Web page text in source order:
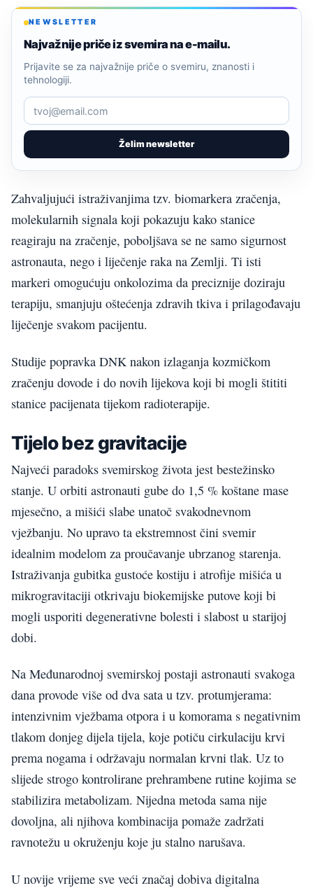
NEWSLETTER
Najvažnije priče iz svemira na e-mailu.
Želim newsletter
Prijavite se za najvažnije priče o svemiru, znanosti i
tehnologiji.
Zahvaljujući istraživanjima tzv. biomarkera zračenja,
molekularnih signala koji pokazuju kako stanice
reagiraju na zračenje, poboljšava se ne samo sigurnost
astronauta, nego i liječenje raka na Zemlji. Ti isti
markeri omogućuju onkolozima da preciznije doziraju
terapiju, smanjuju oštećenja zdravih tkiva i prilagođavaju
liječenje svakom pacijentu.
Studije popravka DNK nakon izlaganja kozmičkom
zračenju dovode i do novih lijekova koji bi mogli štititi
stanice pacijenata tijekom radioterapije.
Tijelo bez gravitacije
Najveći paradoks svemirskog života jest bestežinsko
stanje. U orbiti astronauti gube do 1,5 % koštane mase
mjesečno, a mišići slabe unatoč svakodnevnom
vježbanju. No upravo ta ekstremnost čini svemir
idealnim modelom za proučavanje ubrzanog starenja.
Istraživanja gubitka gustoće kostiju i atrofije mišića u
mikrogravitaciji otkrivaju biokemijske putove koji bi
mogli usporiti degenerativne bolesti i slabost u starijoj
dobi.
Na Međunarodnoj svemirskoj postaji astronauti svakoga
dana provode više od dva sata u tzv. protumjerama:
intenzivnim vježbama otpora i u komorama s negativnim
tlakom donjeg dijela tijela, koje potiču cirkulaciju krvi
prema nogama i održavaju normalan krvni tlak. Uz to
slijede strogo kontrolirane prehrambene rutine kojima se
stabilizira metabolizam. Nijedna metoda sama nije
dovoljna, ali njihova kombinacija pomaže zadržati
ravnotežu u okruženju koje ju stalno narušava.
U novije vrijeme sve veći značaj dobiva digitalna